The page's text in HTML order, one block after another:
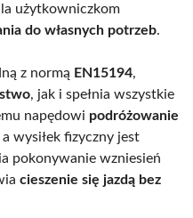
użytkowniczkom
do własnych potrzeb.
z normą EN15194,
, jak i spełnia wszystkie
napędowi podróżowanie
a wysiłek fizyczny jest
pokonywanie wzniesień
cieszenie się jazdą bez